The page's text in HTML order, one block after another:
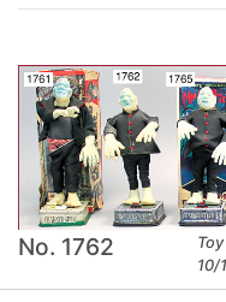
No. 1762
10/